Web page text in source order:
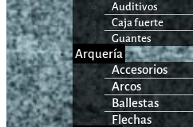
Auditivos
Caja fuerte
Guantes
Arquería
Accesorios
Arcos
Ballestas
Flechas